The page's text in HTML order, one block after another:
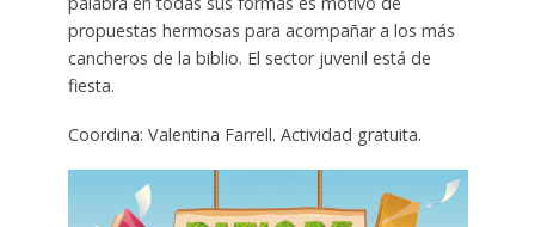
propuestas hermosas para acompañar a los más
cancheros de la biblio. El sector juvenil está de
fiesta.
Coordina: Valentina Farrell. Actividad gratuita.